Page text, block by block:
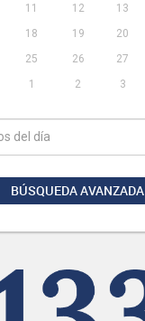
11 12 13
18 19 20
25 26 27
1 2 3
BÚSQUEDA AVANZADA